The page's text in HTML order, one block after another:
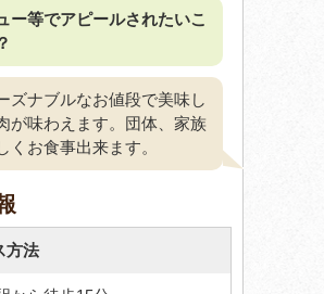
ー等でアピールされたいこ
ズナブルなお値段で美味し
が味わえます。団体、家族
くお食事出来ます。
方法